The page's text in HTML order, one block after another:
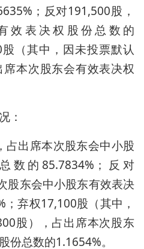
；反对191,500股，
效表决权股份总数的
（其中，因未投票默认
本次股东会有效表决权
：
占出席本次股东会中小股
数的85.7834%；反对
股东会中小股东有效表决
弃权17,100股（其中，
股），占出席本次股东
份总数的1.1654%。